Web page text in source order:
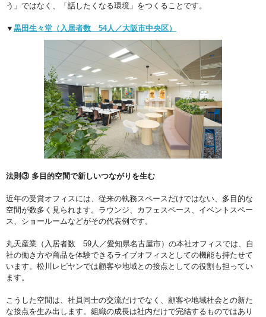
う」ではなく、「話したくなる環境」をつくることです。
▼ 黒田生々堂（入居者数 54人／大阪市中央区）
法則③ 多目的空間で新しいつながりを生む
近年の受賞オフィスには、従来の執務スペースだけではない、多目的な
空間が数多く見られます。ラウンジ、カフェスペース、イベントスペー
ス、ショールームなどがその代表例です。
丸天産業（入居者数 59人／愛知県名古屋市）の本社オフィスでは、自
社の働き方や商品を体験できるライブオフィスとしての機能も持たせて
います。松川レピヤンでは顧客や地域との接点としての役割も担ってい
ます。
こうした空間は、社員同士の交流だけでなく、顧客や地域社会との新た
な接点を生み出します。組織の成長は社内だけで完結するものではあり